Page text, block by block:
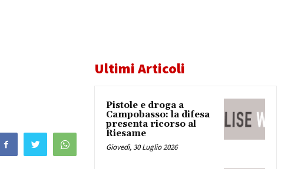
Ultimi Articoli
Pistole e droga a
Campobasso: la difesa
presenta ricorso al
Riesame
Giovedì, 30 Luglio 2026